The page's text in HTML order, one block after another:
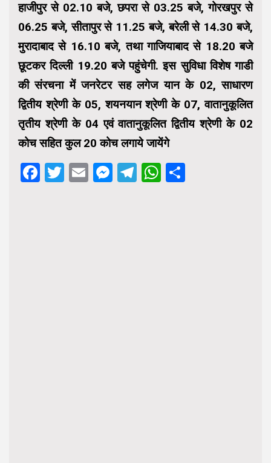
हाजीपुर से 02.10 बजे, छपरा से 03.25 बजे, गोरखपुर से
06.25 बजे, सीतापुर से 11.25 बजे, बरेली से 14.30 बजे,
मुरादाबाद से 16.10 बजे, तथा गाजियाबाद से 18.20 बजे
छूटकर दिल्ली 19.20 बजे पहुंचेगी. इस सुविधा विशेष गाडी
की संरचना में जनरेटर सह लगेज यान के 02, साधारण
द्वितीय श्रेणी के 05, शयनयान श्रेणी के 07, वातानुकूलित
तृतीय श्रेणी के 04 एवं वातानुकूलित द्वितीय श्रेणी के 02
कोच सहित कुल 20 कोच लगाये जायेंगे
Facebook
Twitter
EmailMessenger
Telegram
WhatsApp